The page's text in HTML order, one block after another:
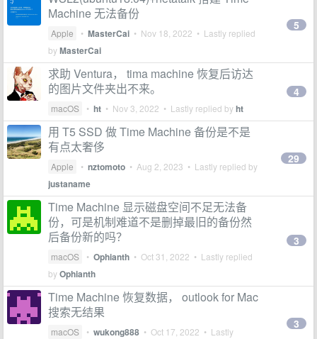
Machine 无法备份
Apple • MasterCai • Nov 18, 2022 • Lastly replied
byMasterCai
5
求助 Ventura， tima machine 恢复后访达
的图片文件夹出不来。
macOS • ht • Nov 3, 2022 • Lastly replied byht
4
用 T5 SSD 做 Time Machine 备份是不是
有点太奢侈
Apple • nztomoto • Aug 2, 2023 • Lastly replied by
justaname
29
Time Machine 显示磁盘空间不足无法备
份，可是机制难道不是删掉最旧的备份然
后备份新的吗？
macOS • Ophianth • Oct 31, 2022 • Lastly replied
byOphianth
3
Time Machine 恢复数据， outlook for Mac
搜索无结果
macOS • wukong888 • Oct 17, 2022 • Lastly
3